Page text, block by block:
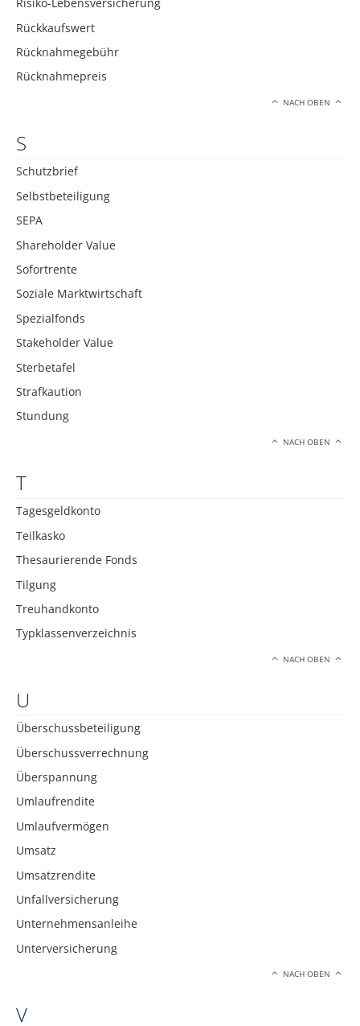
Rückkaufswert
Rücknahmegebühr
Rücknahmepreis
NACH OBEN
S
Schutzbrief
Selbstbeteiligung
SEPA
Shareholder Value
Sofortrente
Soziale Marktwirtschaft
Spezialfonds
Stakeholder Value
Sterbetafel
Strafkaution
Stundung
NACH OBEN
T
Tagesgeldkonto
Teilkasko
Thesaurierende Fonds
Tilgung
Treuhandkonto
Typklassenverzeichnis
NACH OBEN
U
Überschussbeteiligung
Überschussverrechnung
Überspannung
Umlaufrendite
Umlaufvermögen
Umsatz
Umsatzrendite
Unfallversicherung
Unternehmensanleihe
Unterversicherung
NACH OBEN
V